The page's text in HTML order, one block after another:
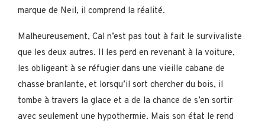
marque de Neil, il comprend la réalité.
Malheureusement, Cal n’est pas tout à fait le survivaliste
que les deux autres. Il les perd en revenant à la voiture,
les obligeant à se réfugier dans une vieille cabane de
chasse branlante, et lorsqu’il sort chercher du bois, il
tombe à travers la glace et a de la chance de s’en sortir
avec seulement une hypothermie. Mais son état le rend